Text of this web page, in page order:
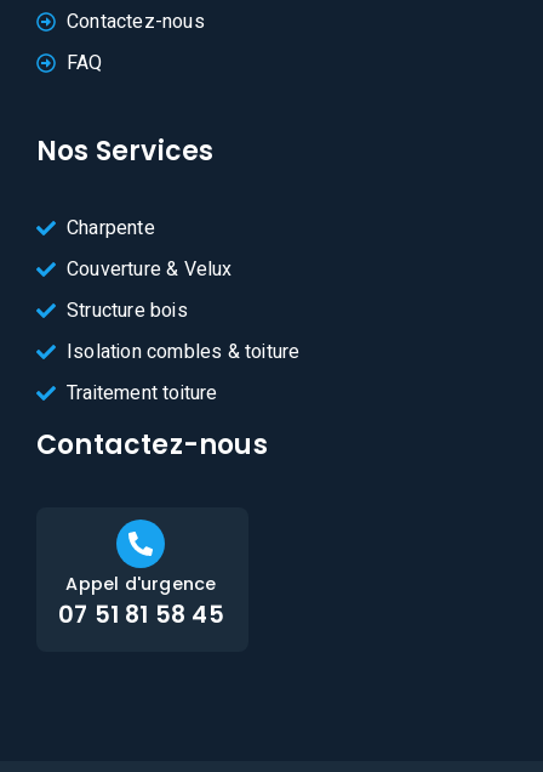
Contactez-nous
FAQ
Nos Services
Charpente
Couverture & Velux
Structure bois
Isolation combles & toiture
Traitement toiture
Contactez-nous
Appel d'urgence
07 51 81 58 45